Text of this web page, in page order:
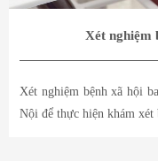
Xét nghiệm
Xét nghiệm bệnh xã hội
Nội để thực hiện khám